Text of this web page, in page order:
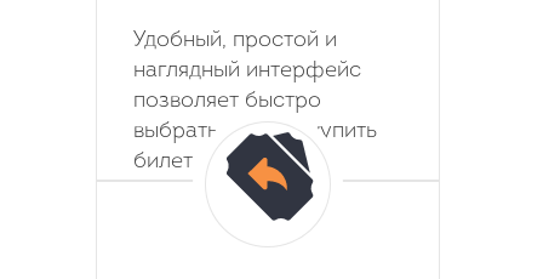
Удобный, простой и
наглядный интерфейс
позволяет быстро
выбрать место и купить
билет на автобус.